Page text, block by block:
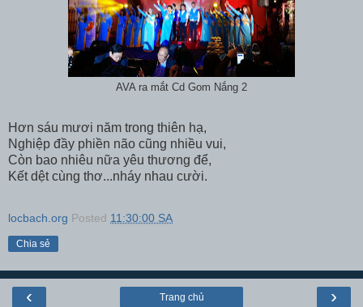
AVA ra mắt Cd Gom Nắng 2
Hơn sáu mươi năm trong thiên hạ,
Nghiệp đầy phiền não cũng nhiều vui,
Còn bao nhiêu nữa yêu thương để,
Kết dệt cùng thơ...nháy nhau cười.
locbach.org Posted 11:30:00 SA
Chia sẻ
‹ ›
Trang chủ